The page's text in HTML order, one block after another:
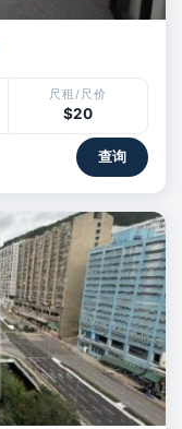
尺租/尺价
$20
查询